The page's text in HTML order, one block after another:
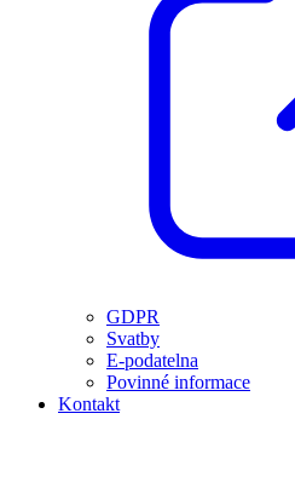
GDPR
Svatby
E-podatelna
Povinné informace
Kontakt